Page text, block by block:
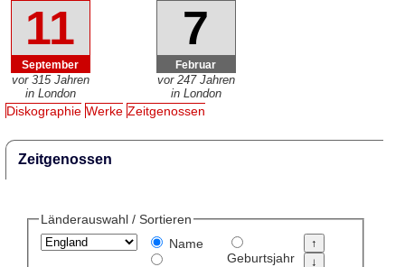
11
September
vor 315 Jahren
in London
7
Februar
vor 247 Jahren
in London
Diskographie Werke Zeitgenossen
Zeitgenossen
Länderauswahl / Sortieren
Name
Geburtsjahr